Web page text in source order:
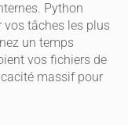
Python
tâches les plus
un temps
vos fichiers de
massif pour